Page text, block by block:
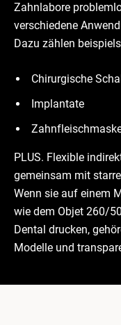
Zahnlabore
verschiedene
Dazu zählen
Chirurgische
Implantate
PLUS. Flexible
gemeinsam mit
Wenn sie auf einem
wie dem Objet 260/
Dental drucken,
Modelle und